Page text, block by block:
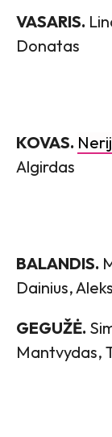
VASARIS.
Donatas
KOVAS.
Algirdas
BALANDIS.
Dainius,
GEGUŽĖ.
Mantvydas,